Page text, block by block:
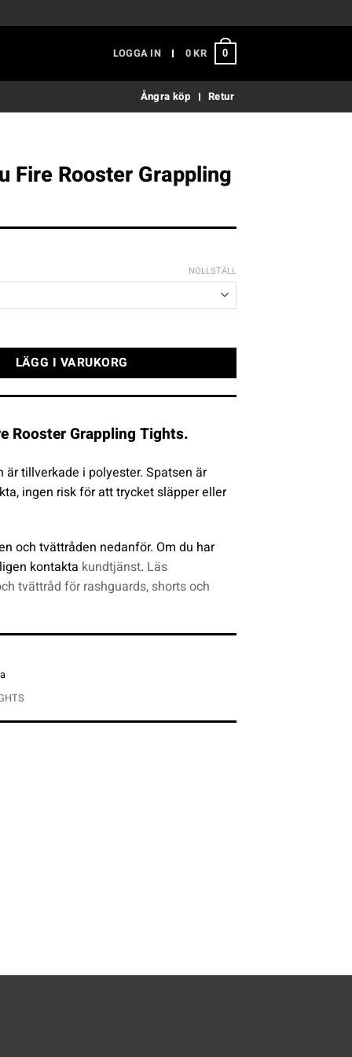
LOGGA IN 0KR 0
Ångra köp Retur
Fire Rooster Grappling
NOLLSTÄLL
LÄGG I VARUKORG
Rooster Grappling Tights.
tillverkade i polyester. Spatsen är
ingen risk för att trycket släpper eller
och tvättråden nedanför. Om du har
kontakta kundtjänst. Läs
tvättråd för rashguards, shorts och